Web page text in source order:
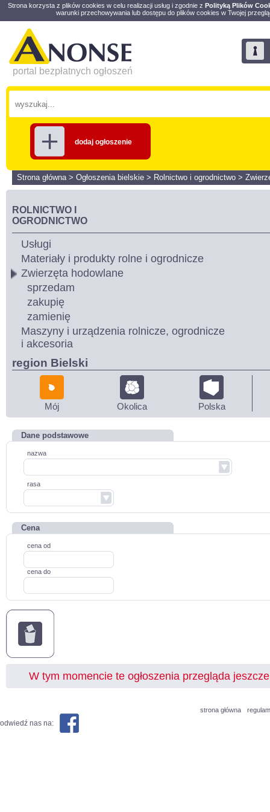
Strona korzysta z plików cookies w celu realizacji usług i zgodnie z Polityką Plików
warunki przechowywania lub dostępu do plików cookies w Twojej
portal bezpłatnych ogłoszeń
dodaj ogłoszenie
Strona główna> Ogłoszenia bielskie > Rolnictwo i ogrodnictwo >
ROLNICTWO I
OGRODNICTWO
Usługi
Materiały i produkty rolne i ogrodnicze
Zwierzęta hodowlane
sprzedam
zakupię
zamienię
Maszyny i urządzenia rolnicze, ogrodnicze
i akcesoria
region Bielski
Mój Okolica Polska
Dane podstawowe
nazwa
rasa
Cena
cena od
cena do
W tym momencie te ogłoszenia przegląda
strona główna
odwiedź nas na: